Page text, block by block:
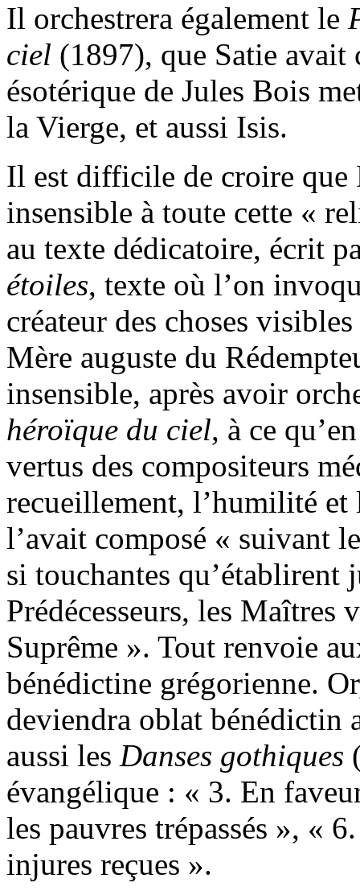
Il orchestrera également le
ciel (1897), que Satie avait
ésotérique de Jules Bois
la Vierge, et aussi Isis.
Il est difficile de croire que
insensible à toute cette «
au texte dédicatoire, écrit
étoiles, texte où l’on
créateur des choses
Mère auguste du
insensible, après avoir
héroïque du ciel, à ce
vertus des compositeurs
recueillement, l’humilité et
l’avait composé « suivant
si touchantes qu’établirent
Prédécesseurs, les Maîtres
Suprême ». Tout renvoie
bénédictine grégorienne.
deviendra oblat bénédictin
aussi les Danses gothiques
évangélique : « 3. En
les pauvres trépassés », «
injures reçues ».